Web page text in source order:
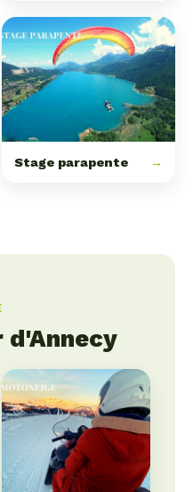
Stage parapente →
d'Annecy